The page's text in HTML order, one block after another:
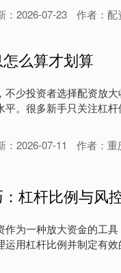
：2026-07-23 作者：配
么算才划算
不少投资者选择配资放
平。很多新手只关注杠
：2026-07-11
作者：重
杠杆比例与风
作为一种放大资金的工
运用杠杆比例并制定有